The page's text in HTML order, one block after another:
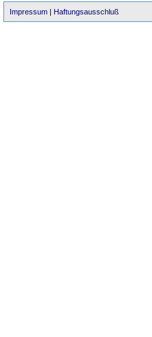
Impressum | Haftungsausschluß